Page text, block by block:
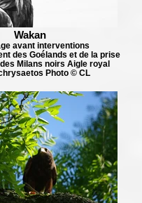
Wakan
avant interventions
des Goélands et de la prise
Milans noirs Aigle royal
Photo © CL